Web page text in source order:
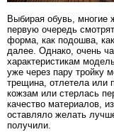
Выбирая обувь,
первую очередь
форма, как подошва,
далее. Однако, очень
характеристикам
уже через пару тройку
трещина, отлетела или
кожзам или стерлась
качество материалов,
оставляло желать
получили.